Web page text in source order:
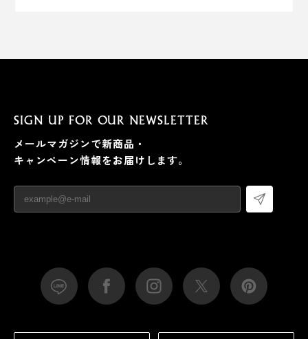
SIGN UP FOR OUR NEWSLETTER
メールマガジンで新商品・
キャンペーン情報をお届けします。